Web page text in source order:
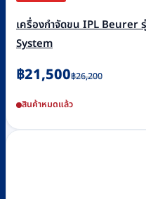
เครื่องกำจัดขน IPL Beurer
System
฿26,200
Original
was:
฿26,200.
฿21,500
Current
is:
฿21,500.
สินค้าหมดแล้ว